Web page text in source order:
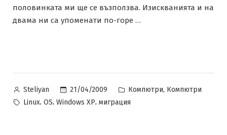
половинката ми ще се възползва. Изискванията и на
двама ни са упоменати по-горе …
Posted
by
Steliyan 21/04/2009
Posted
in
Компютри, Компютри
Tags:
Linux, OS, Windows XP, миграция